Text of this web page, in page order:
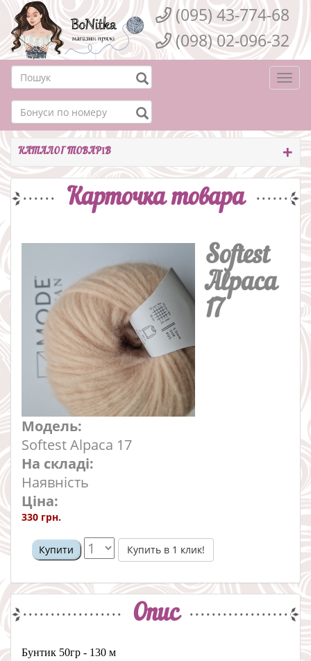
(095) 43-774-68
(098) 02-096-32
КАТАЛОГ ТОВАРІВ
Карточка товара
Softest
Alpaca
17
Модель:
Softest Alpaca 17
На складі:
Наявність
Ціна:
330 грн.
Купити Купить в 1 клик!
Опис
Бунтик 50гр - 130 м